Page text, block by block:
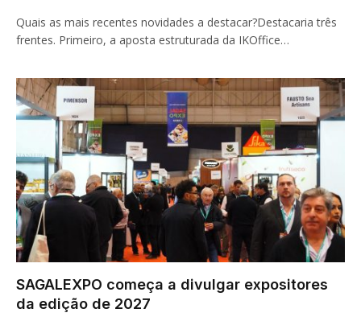
Quais as mais recentes novidades a destacar?Destacaria três
frentes. Primeiro, a aposta estruturada da IKOffice…
SAGALEXPO começa a divulgar expositores
da edição de 2027